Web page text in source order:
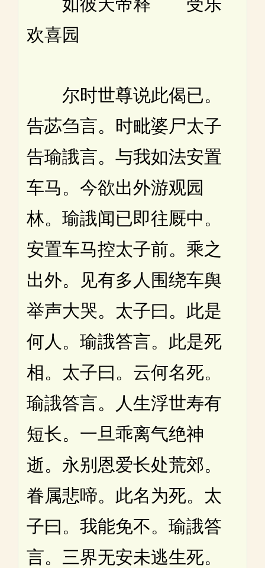
如彼天帝释 受乐
欢喜园
尔时世尊说此偈已。
告苾刍言。时毗婆尸太子
告瑜誐言。与我如法安置
车马。今欲出外游观园
林。瑜誐闻已即往厩中。
安置车马控太子前。乘之
出外。见有多人围绕车舆
举声大哭。太子曰。此是
何人。瑜誐答言。此是死
相。太子曰。云何名死。
瑜誐答言。人生浮世寿有
短长。一旦乖离气绝神
逝。永别恩爱长处荒郊。
眷属悲啼。此名为死。太
子曰。我能免不。瑜誐答
言。三界无安未逃生死。